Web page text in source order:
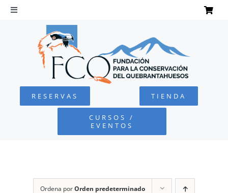
Saltar
Toggle
Navigation
QUEBRANTAHUESOS
FUNDACIÓN
RESERVAS TIENDA
CURSOS /
EVENTOS
Ordena porOrden predeterminado